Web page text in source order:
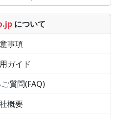
について
事項
ガイド
質問(FAQ)
概要